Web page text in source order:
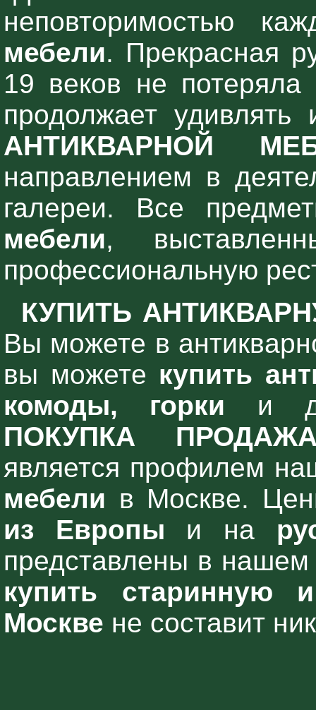
неповторимостью
мебели. Прекрасная
19 веков не
продолжает
АНТИКВАРНОЙ
направлением в
галереи. Все
мебели,
профессиональную
КУПИТЬ
Вы можете в
вы можете купить
комоды, горки и
ПОКУПКА
является профилем
мебели в Москве.
из Европы и на
представлены в нашем
купить старинную
Москве не составит